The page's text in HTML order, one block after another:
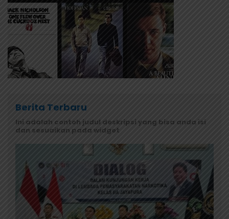
Berita Terbaru
Ini adalah contoh judul deskripsi yang bisa anda isi
dan sesuaikan pada widget